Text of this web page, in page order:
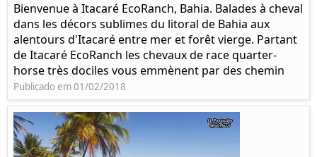
Bienvenue à Itacaré EcoRanch, Bahia. Balades à cheval
dans les décors sublimes du litoral de Bahia aux
alentours d'Itacaré entre mer et forêt vierge. Partant
de Itacaré EcoRanch les chevaux de race quarter-
horse très dociles vous emmènent par des chemin
Publicado em 01/02/2018